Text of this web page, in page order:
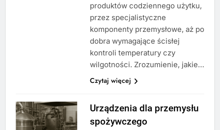
produktów codziennego użytku,
przez specjalistyczne
komponenty przemysłowe, aż po
dobra wymagające ścisłej
kontroli temperatury czy
wilgotności. Zrozumienie, jakie…
Czytaj więcej
Urządzenia dla przemysłu
spożywczego